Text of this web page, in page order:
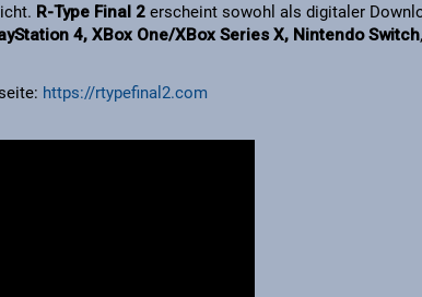
R-Type Final 2 erscheint sowohl als digitaler
4, XBox One/XBox Series X, Nintendo Switch
https://rtypefinal2.com